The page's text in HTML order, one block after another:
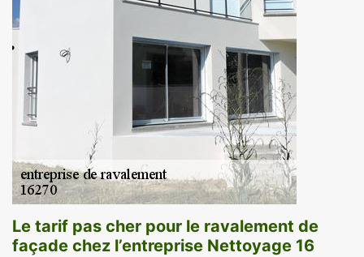
Le tarif pas cher pour le ravalement de
façade chez l’entreprise Nettoyage 16